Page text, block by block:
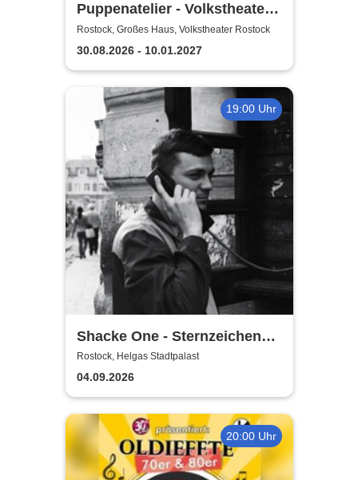
Puppenatelier - Volkstheater
Rostock
Rostock, Großes Haus, Volkstheater Rostock
30.08.2026 - 10.01.2027
19:00 Uhr
Shacke One - Sternzeichen
Boss Tour
Rostock, Helgas Stadtpalast
04.09.2026
20:00 Uhr